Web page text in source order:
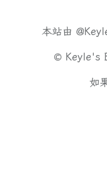
本站由
© Keyle's
如